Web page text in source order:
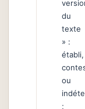
du
texte
» :
établi,
ou
;